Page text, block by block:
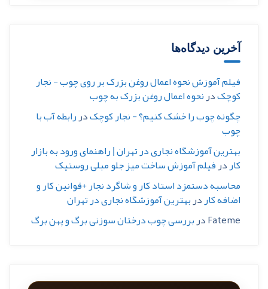
آخرین دیدگاه‌ها
فیلم آموزش نحوه اعمال روغن بزرک بر روی چوب - نجار
کوچکدرنحوه اعمال روغن بزرک به چوب
چگونه چوب را خشک کنیم؟ - نجار کوچکدررابطه آب با
چوب
بهترین آموزشگاه نجاری در تهران | راهنمای ورود به بازار
کاردرفیلم آموزش ساخت میز جلو مبلی روستیک
محاسبه دستمزد استاد کار و شاگرد نجار +قوانین کار و
اضافه کاردربهترین آموزشگاه نجاری در تهران
Fatemeدربررسی چوب درختان سوزنی برگ و پهن برگ